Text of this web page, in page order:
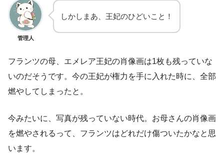
管理人
しかしまあ、王妃のひどいこと！
フランツの母、エメレア王妃の肖像画は1枚も残っていな
いのだそうです。今の王妃が権力を手に入れた時に、全部
燃やしてしまったと。
今みたいに、写真が残っていない時代。お母さんの肖像画
を燃やされるって、フランツはどれだけ傷ついたかなと思
います。